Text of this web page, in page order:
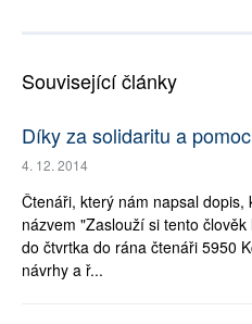
Související články
Díky za solidaritu a pomoc
4. 12. 2014
Čtenáři, který nám napsal dopis,
názvem "Zaslouží si tento
do čtvrtka do rána čtenáři 5950
návrhy a ř...